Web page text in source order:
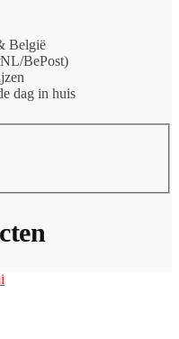
België
BePost)
dag in huis